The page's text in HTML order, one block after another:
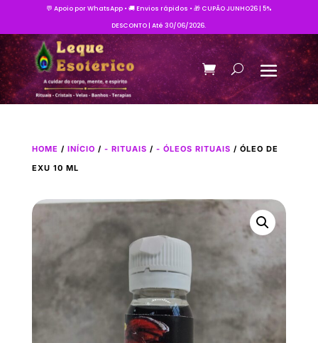
💬 Apoio por WhatsApp • 🚚 Envios rápidos • 🎁 CUPÃO JUNHO26 | 5%
DESCONTO | Até 30/06/2026.
HOME / INÍCIO / - RITUAIS / - ÓLEOS RITUAIS / ÓLEO DE
EXU 10 ML